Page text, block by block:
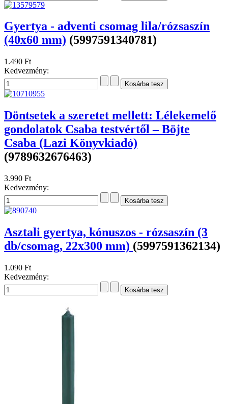
Gyertya - adventi csomag lila/rózsaszín
(40x60 mm) (5997591340781)
1.490 Ft
Kedvezmény:
Döntsetek a szeretet mellett: Lélekemelő
gondolatok Csaba testvértől – Böjte
Csaba (Lazi Könyvkiadó)
(9789632676463)
3.990 Ft
Kedvezmény:
Asztali gyertya, kónuszos - rózsaszín (3
db/csomag, 22x300 mm) (5997591362134)
1.090 Ft
Kedvezmény: